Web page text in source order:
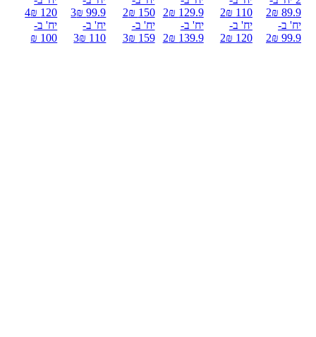
89.9 ₪
2
יח' ב-
99.9 ₪
2
110 ₪
2
יח' ב-
120 ₪
2
129.9 ₪
2
יח' ב-
139.9 ₪
2
150 ₪
2
יח' ב-
159 ₪
3
99.9 ₪
3
יח' ב-
110 ₪
3
120 ₪
4
יח' ב-
100 ₪